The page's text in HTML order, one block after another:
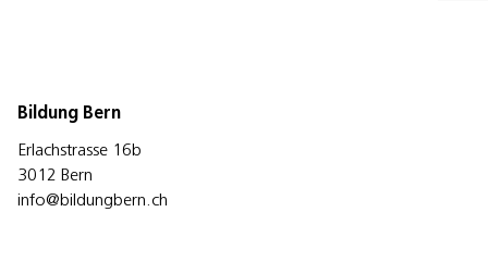
Bildung Bern
Erlachstrasse 16b
3012 Bern
info@bildungbern.ch